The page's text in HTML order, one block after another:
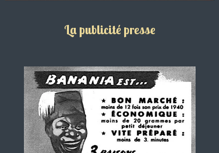
La publicité presse